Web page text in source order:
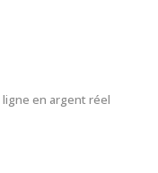
ligne en argent réel